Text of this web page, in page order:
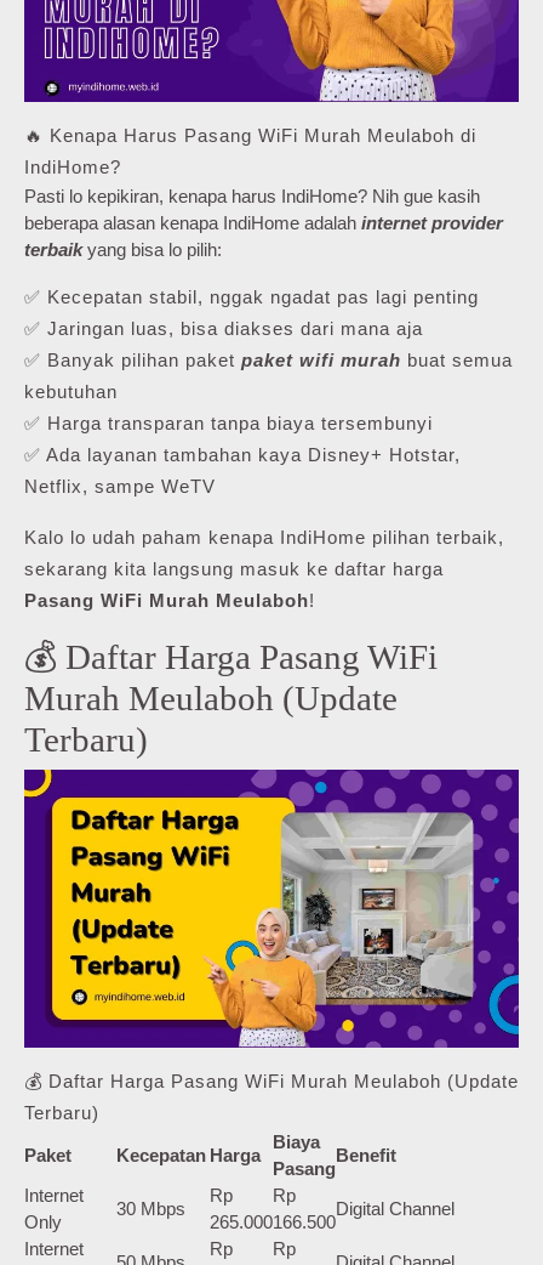
🔥 Kenapa Harus Pasang WiFi Murah Meulaboh di
IndiHome?
Pasti lo kepikiran, kenapa harus IndiHome? Nih gue kasih
beberapa alasan kenapa IndiHome adalah internet provider
terbaikyang bisa lo pilih:
✅ Kecepatan stabil, nggak ngadat pas lagi penting
✅ Jaringan luas, bisa diakses dari mana aja
✅ Banyak pilihan paket paket wifi murah buat semua
kebutuhan
✅ Harga transparan tanpa biaya tersembunyi
✅ Ada layanan tambahan kaya Disney+ Hotstar,
Netflix, sampe WeTV
Kalo lo udah paham kenapa IndiHome pilihan terbaik,
sekarang kita langsung masuk ke daftar harga
Pasang WiFi Murah Meulaboh!
💰 Daftar Harga Pasang WiFi
Murah Meulaboh (Update
Terbaru)
💰 Daftar Harga Pasang WiFi Murah Meulaboh (Update
Terbaru)
Paket Kecepatan Harga
Biaya
Pasang
Benefit
Internet
Only
30 Mbps
Rp
265.000
Rp
166.500
Digital Channel
Internet
Rp
Rp